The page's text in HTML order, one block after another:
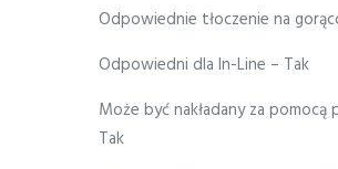
Odpowiednie tłoczenie na
Odpowiedni dla In-Line – Tak
Może być nakładany za pomocą
Tak